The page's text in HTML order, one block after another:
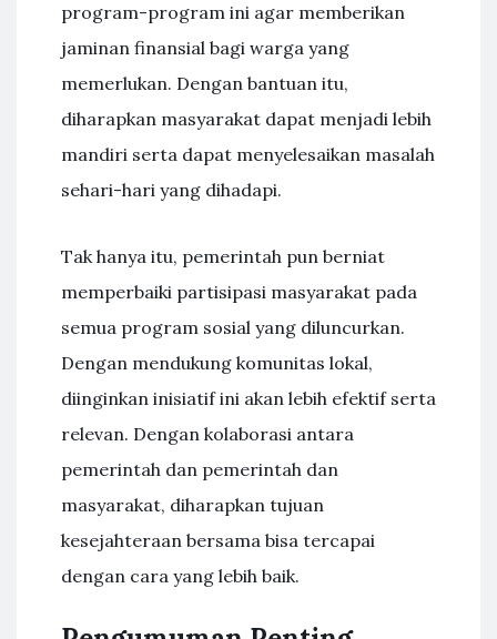
program-program ini agar memberikan
jaminan finansial bagi warga yang
memerlukan. Dengan bantuan itu,
diharapkan masyarakat dapat menjadi lebih
mandiri serta dapat menyelesaikan masalah
sehari-hari yang dihadapi.
Tak hanya itu, pemerintah pun berniat
memperbaiki partisipasi masyarakat pada
semua program sosial yang diluncurkan.
Dengan mendukung komunitas lokal,
diinginkan inisiatif ini akan lebih efektif serta
relevan. Dengan kolaborasi antara
pemerintah dan pemerintah dan
masyarakat, diharapkan tujuan
kesejahteraan bersama bisa tercapai
dengan cara yang lebih baik.